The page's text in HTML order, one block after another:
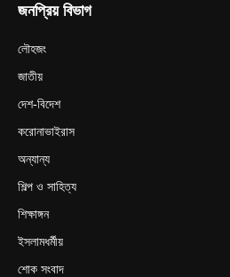
জনপ্রিয় বিভাগ
লৌহজং
জাতীয়
দেশ-বিদেশ
করোনাভাইরাস
অন্যান্য
শিল্প ও সাহিত্য
শিক্ষাঙ্গন
ইসলামধর্মীয়
শোক সংবাদ